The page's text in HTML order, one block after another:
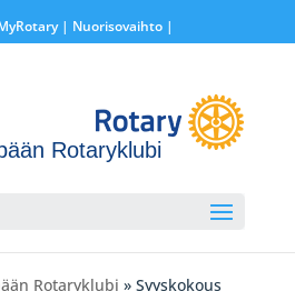
| Nuorisovaihto|
Rotaryklubi
Rotaryklubi » Syyskokous